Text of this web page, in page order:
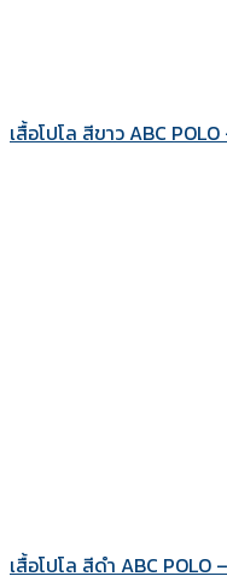
เสื้อโปโล สีขาว ABC
เสื้อโปโล สีดำ ABC POLO